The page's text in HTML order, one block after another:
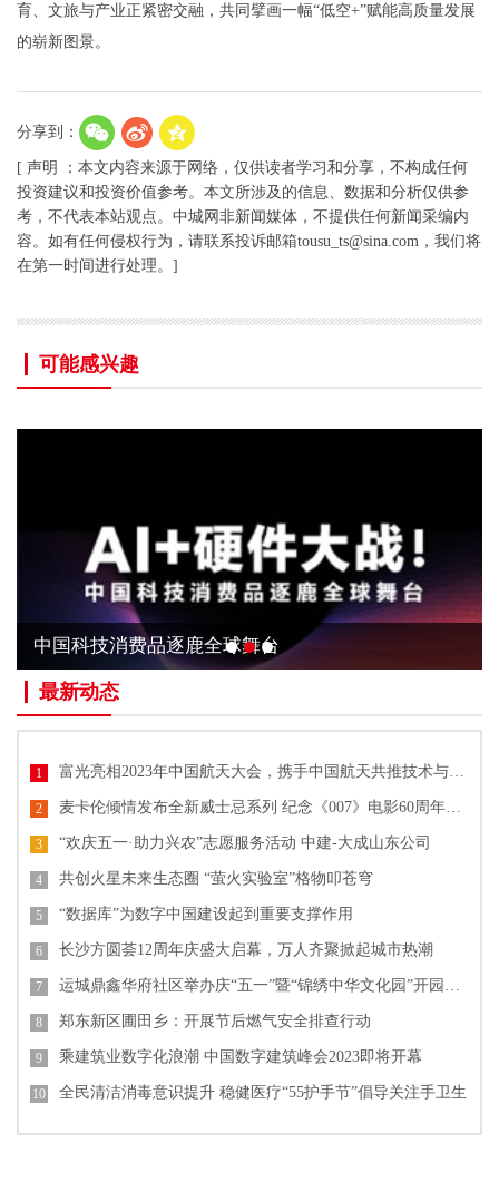
育、文旅与产业正紧密交融，共同擘画一幅“低空+”赋能高质量发展
的崭新图景。
分享到：
[ 声明 ：本文内容来源于网络，仅供读者学习和分享，不构成任何
投资建议和投资价值参考。本文所涉及的信息、数据和分析仅供参
考，不代表本站观点。中城网非新闻媒体，不提供任何新闻采编内
容。如有任何侵权行为，请联系投诉邮箱tousu_ts@sina.com，我们将
在第一时间进行处理。]
可能感兴趣
中国科技消费品逐鹿全球舞台
最新动态
1
2
3 “欢庆五一·助力兴农”志愿服务活动 中建-大成山东公司
4 共创火星未来生态圈 “萤火实验室”格物叩苍穹
5 “数据库”为数字中国建设起到重要支撑作用
6 长沙方圆荟12周年庆盛大启幕，万人齐聚掀起城市热潮
7
8 郑东新区圃田乡：开展节后燃气安全排查行动
9 乘建筑业数字化浪潮 中国数字建筑峰会2023即将开幕
10 全民清洁消毒意识提升 稳健医疗“55护手节”倡导关注手卫生